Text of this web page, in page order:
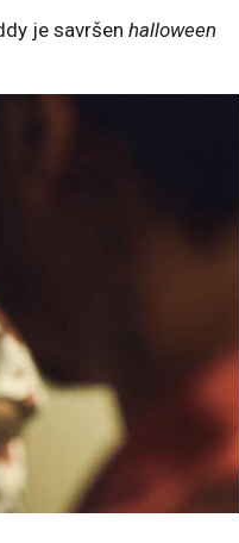
je savršen halloween